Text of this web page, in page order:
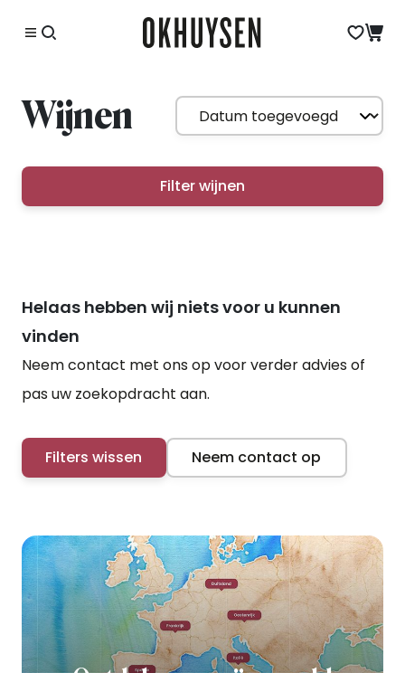
Wijnen
Filter wijnen
Helaas hebben wij niets voor u kunnen
vinden
Neem contact met ons op voor verder advies of
pas uw zoekopdracht aan.
Filters wissen Neem contact op